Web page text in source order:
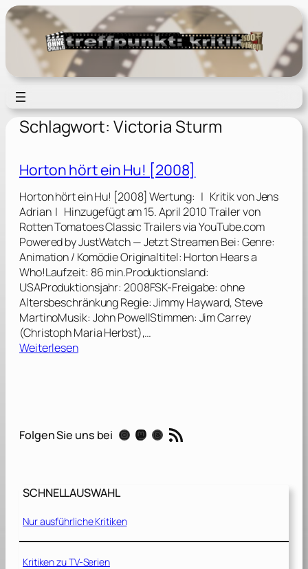
Zum
Inhalt
springen
Schlagwort: Victoria Sturm
Horton hört ein Hu! [2008]
Horton hört ein Hu! [2008] Wertung: | Kritik von Jens
Adrian | Hinzugefügt am 15. April 2010 Trailer von
Rotten Tomatoes Classic Trailers via YouTube.com
Powered by JustWatch — Jetzt Streamen Bei: Genre:
Animation / Komödie Originaltitel: Horton Hears a
Who!Laufzeit: 86 min.Produktionsland:
USAProduktionsjahr: 2008FSK-Freigabe: ohne
Altersbeschränkung Regie: Jimmy Hayward, Steve
MartinoMusik: John PowellStimmen: Jim Carrey
(Christoph Maria Herbst),…
Weiterlesen:
n
t
i
n
H
Folgen Sie uns bei Instagram Mastodon Threads RSS-Feed
SCHNELLAUSWAHL
Nur ausführliche Kritiken
Kritiken zu TV-Serien